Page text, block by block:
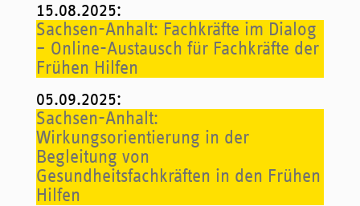
15.08.2025:
Sachsen-Anhalt: Fachkräfte im Dialog
– Online-Austausch für Fachkräfte der
Frühen Hilfen
05.09.2025:
Sachsen-Anhalt:
Wirkungsorientierung in der
Begleitung von
Gesundheitsfachkräften in den Frühen
Hilfen